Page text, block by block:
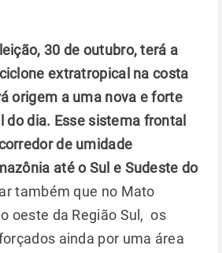
30 de outubro, terá a
extratropical na costa
origem a uma nova e forte
dia. Esse sistema frontal
de umidade
até o Sul e Sudeste do
também que no Mato
oeste da Região Sul, os
ainda por uma área